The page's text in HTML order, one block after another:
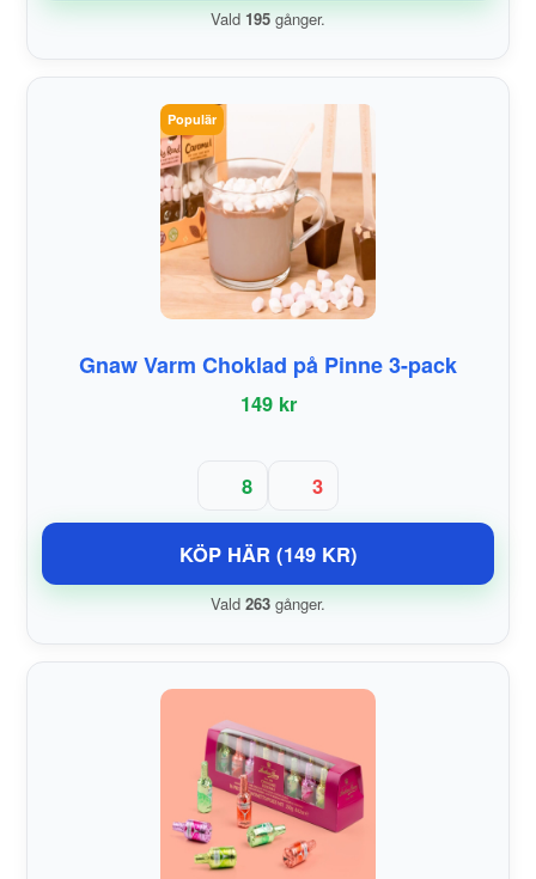
Vald 195 gånger.
Populär
Gnaw Varm Choklad på Pinne 3-pack
149 kr
8 3
KÖP HÄR (149 KR)
Vald 263 gånger.